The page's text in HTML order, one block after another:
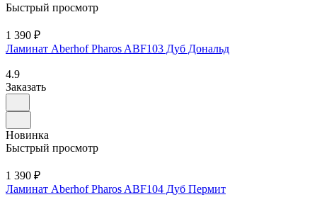
Быстрый просмотр
1 390 ₽
Ламинат Aberhof Pharos ABF103 Дуб Дональд
4.9
Заказать
Новинка
Быстрый просмотр
1 390 ₽
Ламинат Aberhof Pharos ABF104 Дуб Пермит